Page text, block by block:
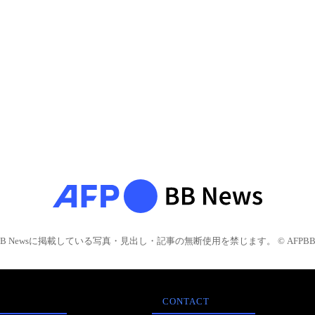
Newsに掲載している写真・見出し・記事の無断使用を禁じます。 © AFPBB
CONTACT